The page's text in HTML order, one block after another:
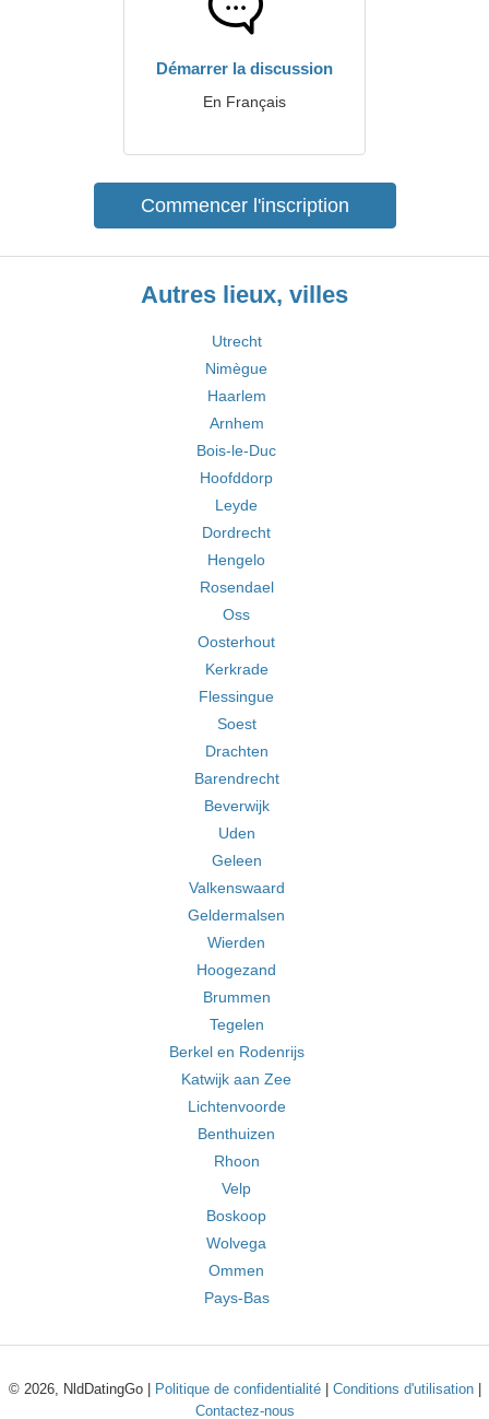
Démarrer la discussion
En Français
Commencer l'inscription
Autres lieux, villes
Utrecht
Nimègue
Haarlem
Arnhem
Bois-le-Duc
Hoofddorp
Leyde
Dordrecht
Hengelo
Rosendael
Oss
Oosterhout
Kerkrade
Flessingue
Soest
Drachten
Barendrecht
Beverwijk
Uden
Geleen
Valkenswaard
Geldermalsen
Wierden
Hoogezand
Brummen
Tegelen
Berkel en Rodenrijs
Katwijk aan Zee
Lichtenvoorde
Benthuizen
Rhoon
Velp
Boskoop
Wolvega
Ommen
Pays-Bas
© 2026, NldDatingGo | Politique de confidentialité| Conditions d'utilisation|
Contactez-nous